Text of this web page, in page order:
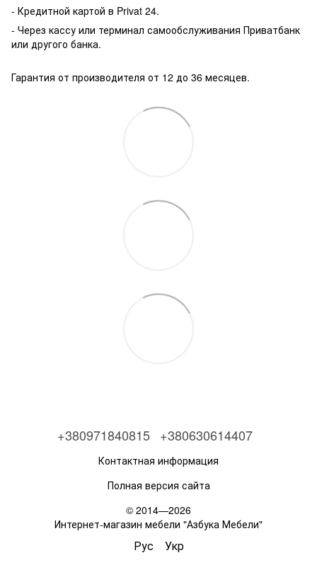
- Кредитной картой в Privat 24.
- Через кассу или терминал самообслуживания Приватбанк
или другого банка.
Гарантия от производителя от 12 до 36 месяцев.
+380971840815 +380630614407
Контактная информация
Полная версия сайта
© 2014—2026
Интернет-магазин мебели "Азбука Мебели"
Рус Укр